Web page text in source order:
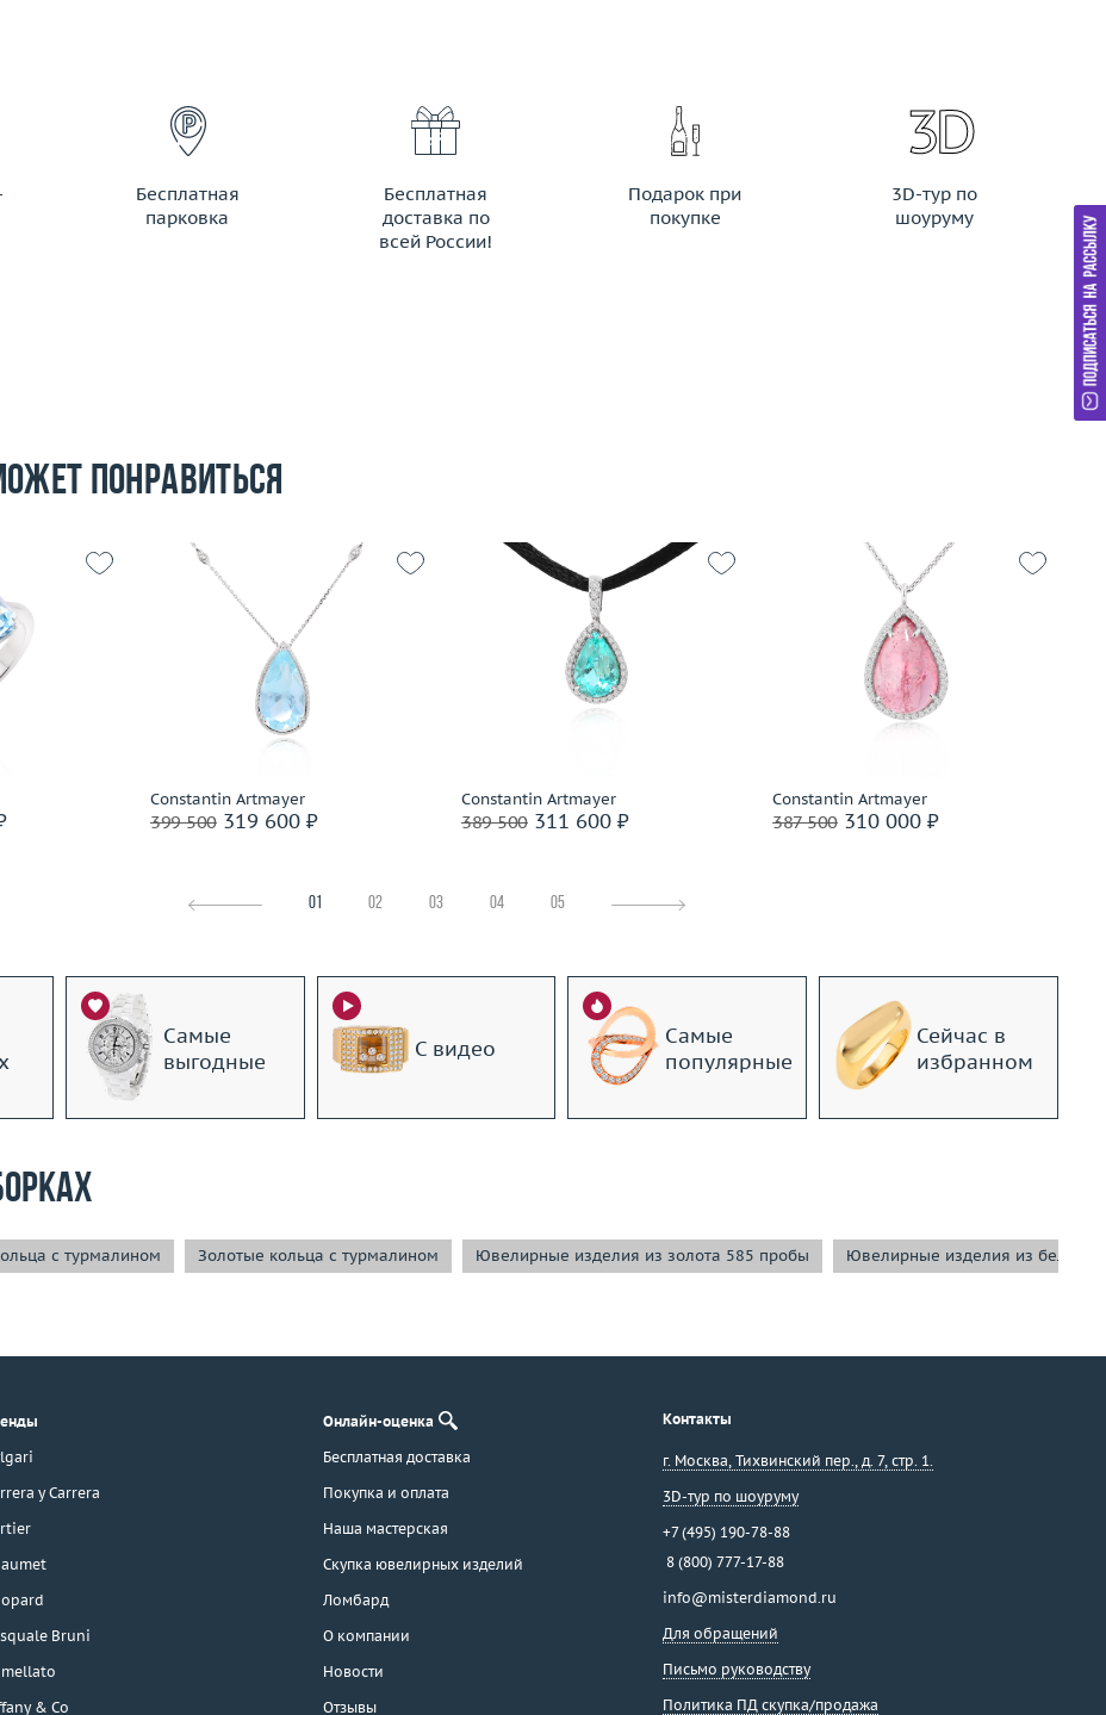
Бесплатная
парковка
Бесплатная
доставка по
всей России!
Подарок при
покупке
3D-тур по
шоуруму
понравиться
пробы
Constantin Artmayer
399 500319 600 ₽
золото 585 пробы
Подробнее
Constantin Artmayer
389 500311 600 ₽
золото 585 пробы
Constantin Artmayer
387 500310 000 ₽
золото 585 пробы
Подробнее
01 02 03 04 05
Самые
выгодные
С видео
Самые
популярные
Сейчас в
избранном
с турмалином Золотые кольца с турмалином Ювелирные изделия из золота 585 пробы Ювелирные изделия из белого
y Carrera
Bruni
& Co
Онлайн-оценка
Бесплатная доставка
Покупка и оплата
Наша мастерская
Скупка ювелирных изделий
Ломбард
О компании
Новости
Отзывы
Контакты
г. Москва, Тихвинский пер., д. 7, стр. 1.
3D-тур по шоуруму
+7 (495) 190-78-88
8 (800) 777-17-88
info@misterdiamond.ru
Для обращений
Письмо руководству
Политика ПД скупка/продажа